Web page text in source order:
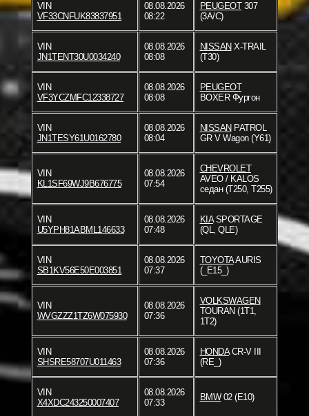
VIN
VF33CNFUK83837951
08.08.2026
08:22
PEUGEOT307
(3A/C)
VIN
JN1TENT30U0034240
08.08.2026
08:08
NISSAN X-TRAIL
(T30)
VIN
VF3YCZMFC12338727
08.08.2026
08:08
PEUGEOT
BOXER Фургон
VIN
JN1TESY61U0162780
08.08.2026
08:04
NISSAN PATROL
GR V Wagon (Y61)
VIN
KL1SF69WJ9B676775
08.08.2026
07:54
CHEVROLET
AVEO / KALOS
седан (T250, T255)
VIN
U5YPH81ABML146633
08.08.2026
07:48
KIASPORTAGE
(QL, QLE)
VIN
SB1KV56E50E003851
08.08.2026
07:37
TOYOTAAURIS
(_E15_)
VIN
WVGZZZ1TZ6W075930
08.08.2026
07:36
VOLKSWAGEN
TOURAN (1T1,
1T2)
VIN
SHSRE58707U011463
08.08.2026
07:36
HONDACR-V III
(RE_)
VIN
X4XDC243250007407
08.08.2026
07:33
BMW02 (E10)